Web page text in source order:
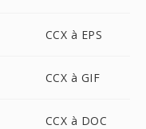
CCX à EPS
CCX à GIF
CCX à DOC